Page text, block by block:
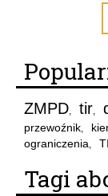
ZMPD, tir,
przewoźnik,
ograniczenia,
Tagi